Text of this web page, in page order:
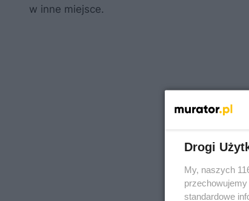
w inne miejsce.
Drogi
My, naszych
standardowe